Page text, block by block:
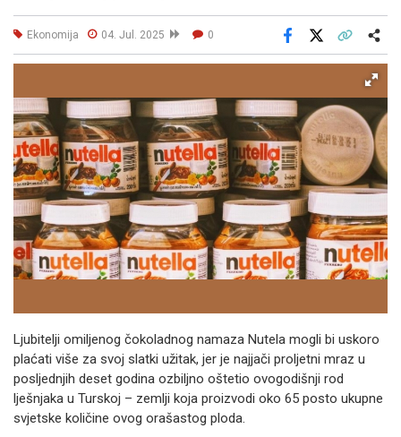
Ekonomija 04. Jul. 2025 0
Facebook
Ljubitelji omiljenog čokoladnog namaza Nutela mogli bi uskoro
plaćati više za svoj slatki užitak, jer je najjači proljetni mraz u
posljednjih deset godina ozbiljno oštetio ovogodišnji rod
lješnjaka u Turskoj – zemlji koja proizvodi oko 65 posto ukupne
svjetske količine ovog orašastog ploda.